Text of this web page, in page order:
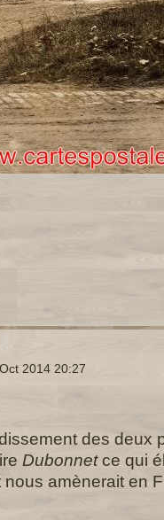
2014 20:27
des deux
Dubonnetce qui
amènerait en